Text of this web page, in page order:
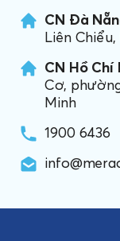
CN Đà
Liên
CN Hồ Chí
Cơ,
Minh
1900 6436